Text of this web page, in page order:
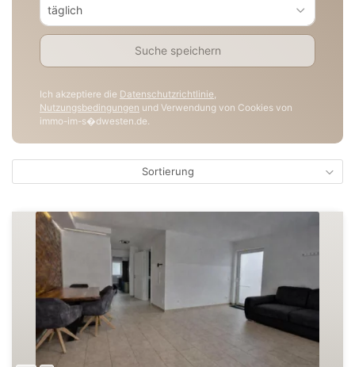
täglich
Suche speichern
Ich akzeptiere die Datenschutzrichtlinie,
Nutzungsbedingungen und Verwendung von Cookies von
immo-im-s�dwesten.de.
Sortierung